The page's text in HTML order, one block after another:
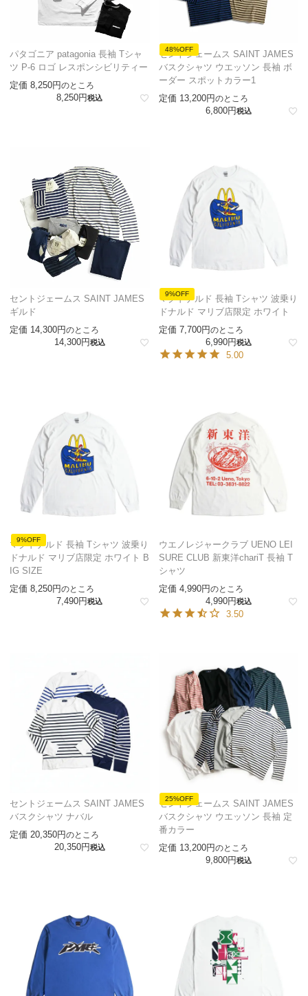
パタゴニア patagonia 長袖 Tシャ
ツ P-6 ロゴ レスポンシビリティー
定価 8,250 のところ
8,250 税込
48%OFF
セントジェームス SAINT JAMES
バスクシャツ ウエッソン 長袖 ボ
ーダー スポットカラー1
定価 13,200 のところ
6,800 税込
セントジェームス SAINT JAMES
ギルド
定価 14,300 のところ
14,300 税込
9%OFF
マクドナルド 長袖 Tシャツ 波乗り
ドナルド マリブ店限定 ホワイト
定価 7,700 のところ
6,990 税込
5.00
9%OFF
マクドナルド 長袖 Tシャツ 波乗り
ドナルド マリブ店限定 ホワイト B
IG SIZE
定価 8,250 のところ
7,490 税込
ウエノレジャークラブ UENO LEI
SURE CLUB 新東洋chariT 長袖 T
シャツ
定価 4,990 のところ
4,990 税込
3.50
セントジェームス SAINT JAMES
バスクシャツ ナバル
定価 20,350 のところ
20,350 税込
25%OFF
セントジェームス SAINT JAMES
バスクシャツ ウエッソン 長袖 定
番カラー
定価 13,200 のところ
9,800 税込